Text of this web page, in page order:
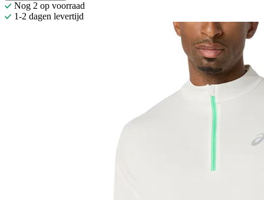
Nog 2 op voorraad
1-2 dagen levertijd